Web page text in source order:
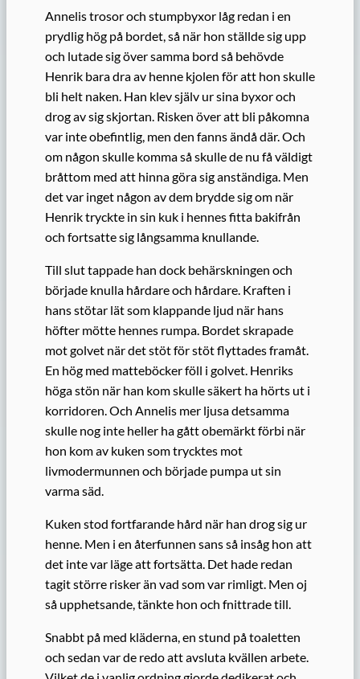
Annelis trosor och stumpbyxor låg redan i en
prydlig hög på bordet, så när hon ställde sig upp
och lutade sig över samma bord så behövde
Henrik bara dra av henne kjolen för att hon skulle
bli helt naken. Han klev själv ur sina byxor och
drog av sig skjortan. Risken över att bli påkomna
var inte obefintlig, men den fanns ändå där. Och
om någon skulle komma så skulle de nu få väldigt
bråttom med att hinna göra sig anständiga. Men
det var inget någon av dem brydde sig om när
Henrik tryckte in sin kuk i hennes fitta bakifrån
och fortsatte sig långsamma knullande.
Till slut tappade han dock behärskningen och
började knulla hårdare och hårdare. Kraften i
hans stötar lät som klappande ljud när hans
höfter mötte hennes rumpa. Bordet skrapade
mot golvet när det stöt för stöt flyttades framåt.
En hög med matteböcker föll i golvet. Henriks
höga stön när han kom skulle säkert ha hörts ut i
korridoren. Och Annelis mer ljusa detsamma
skulle nog inte heller ha gått obemärkt förbi när
hon kom av kuken som trycktes mot
livmodermunnen och började pumpa ut sin
varma säd.
Kuken stod fortfarande hård när han drog sig ur
henne. Men i en återfunnen sans så insåg hon att
det inte var läge att fortsätta. Det hade redan
tagit större risker än vad som var rimligt. Men oj
så upphetsande, tänkte hon och fnittrade till.
Snabbt på med kläderna, en stund på toaletten
och sedan var de redo att avsluta kvällen arbete.